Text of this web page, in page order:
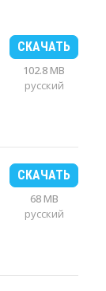
СКАЧАТЬ
102.8 MB
русский
СКАЧАТЬ
68 MB
русский